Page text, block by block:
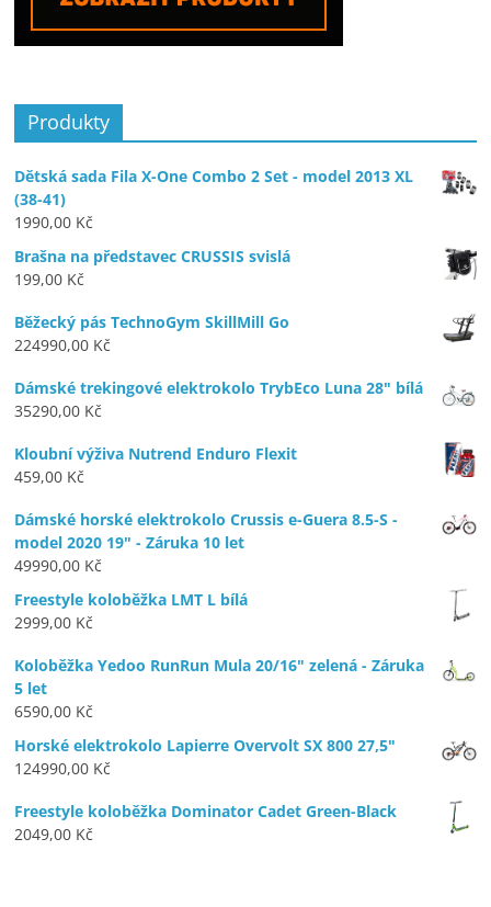
Produkty
Dětská sada Fila X-One Combo 2 Set - model 2013 XL
(38-41)
1990,00 Kč
Brašna na představec CRUSSIS svislá
199,00 Kč
Běžecký pás TechnoGym SkillMill Go
224990,00 Kč
Dámské trekingové elektrokolo TrybEco Luna 28" bílá
35290,00 Kč
Kloubní výživa Nutrend Enduro Flexit
459,00 Kč
Dámské horské elektrokolo Crussis e-Guera 8.5-S -
model 2020 19" - Záruka 10 let
49990,00 Kč
Freestyle koloběžka LMT L bílá
2999,00 Kč
Koloběžka Yedoo RunRun Mula 20/16" zelená - Záruka
5 let
6590,00 Kč
Horské elektrokolo Lapierre Overvolt SX 800 27,5"
124990,00 Kč
Freestyle koloběžka Dominator Cadet Green-Black
2049,00 Kč